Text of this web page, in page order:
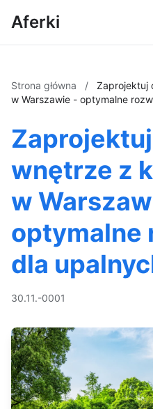
Aferki
Strona główna /
Zaprojektuj
w Warszawie - optymalne
wnętrze z
w
optymalne
dla
30.11.-0001